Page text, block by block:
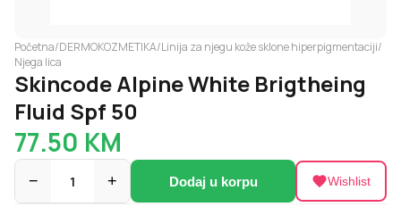
Početna/DERMOKOZMETIKA/Linija za njegu kože sklone hiperpigmentaciji/
Njega lica
Skincode Alpine White Brigtheing
Fluid Spf 50
77.50 KM
− 1 + Dodaj u korpu Wishlist